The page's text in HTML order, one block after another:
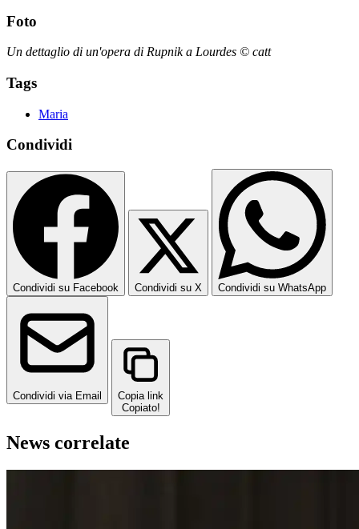
Foto
Un dettaglio di un'opera di Rupnik a Lourdes © catt
Tags
Maria
Condividi
Condividi su Facebook Condividi su X Condividi su WhatsApp
Condividi via Email
Copia link
Copiato!
News correlate